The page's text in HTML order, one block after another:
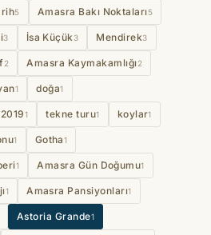
5 Amasra Bakı Noktaları5
3 İsa Küçük3 Mendirek3
2 Amasra Kaymakamlığı2
1 doğa1
20191 tekne turu1 koylar1
1 Gotha1
1 Amasra Gün Doğumu1
1 Amasra Pansiyonları1
Astoria Grande1